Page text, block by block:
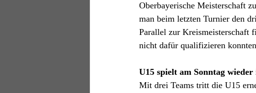
Oberbayerische Meisterschaft
man beim letzten Turnier den
Parallel zur Kreismeisterschaft
nicht dafür qualifizieren
U15 spielt am Sonntag
Mit drei Teams tritt die U15